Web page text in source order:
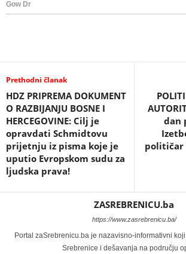
Prethodni članak
HDZ PRIPREMA DOKUMENT
O RAZBIJANJU BOSNE I
HERCEGOVINE: Cilj je
opravdati Schmidtovu
prijetnju iz pisma koje je
uputio Evropskom sudu za
ljudska prava!
dan
političar
ZASREBRENICU.ba
https://www.zasrebrenicu.ba/
Portal zaSrebrenicu.ba je nazavisno-informativni
Srebrenice i dešavanja na području